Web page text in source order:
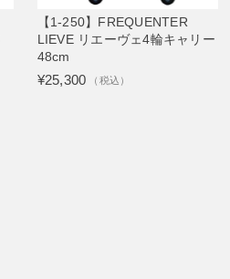
【1-250】FREQUENTER
LIEVE リエーヴェ4輪キャリー
48cm
¥25,300 （税込）